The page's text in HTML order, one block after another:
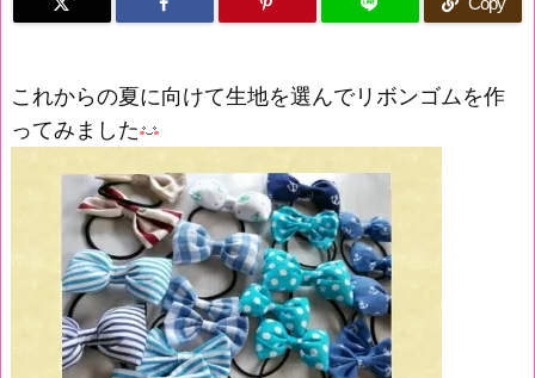
これからの夏に向けて生地を選んでリボンゴムを作
ってみました